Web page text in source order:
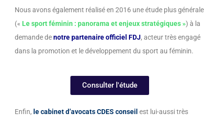
Nous avons également réalisé en 2016 une étude plus générale
(« Le sport féminin : panorama et enjeux stratégiques») à la
demande denotre partenaire officiel FDJ, acteur très engagé
dans la promotion et le développement du sport au féminin.
Consulter l'étude
Enfin, le cabinet d’avocats CDES conseil est lui-aussi très